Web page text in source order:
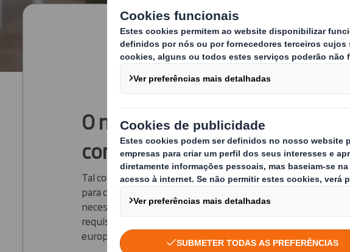
O nosso compromisso para
com a segurança dos produtos
Tal como todas as nossas soluções de papel, o nosso papel
para contacto com alimentos é fabricado para satisfazer as
necessidades dos nossos clientes de embalagens e os
requisitos regulamentares definidos pelas autoridades
europeias.